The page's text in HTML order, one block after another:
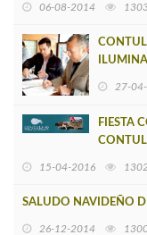
06-08-2014
27-
FIESTA
15-04-2016
SALUDO NAVIDEÑO
26-12-2014